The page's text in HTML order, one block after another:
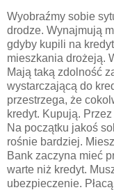
Wyobraźmy sobie
drodze. Wynajmują
gdyby kupili na
mieszkania drożeją.
Mają taką zdolność
wystarczającą do
przestrzega, że
kredyt. Kupują.
Na początku jakoś
rośnie bardziej.
Bank zaczyna mieć
warte niż kredyt.
ubezpieczenie.